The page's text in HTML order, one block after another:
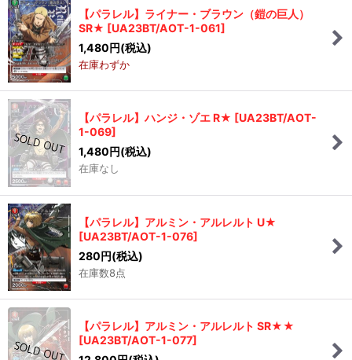
【パラレル】ライナー・ブラウン（鎧の巨人）
SR★ [UA23BT/AOT-1-061]
1,480円(税込)
在庫わずか
【パラレル】ハンジ・ゾエ R★ [UA23BT/AOT-
1-069]
1,480円(税込)
在庫なし
【パラレル】アルミン・アルレルト U★
[UA23BT/AOT-1-076]
280円(税込)
在庫数8点
【パラレル】アルミン・アルレルト SR★★
[UA23BT/AOT-1-077]